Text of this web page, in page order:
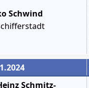
Schwind
Schmitz-